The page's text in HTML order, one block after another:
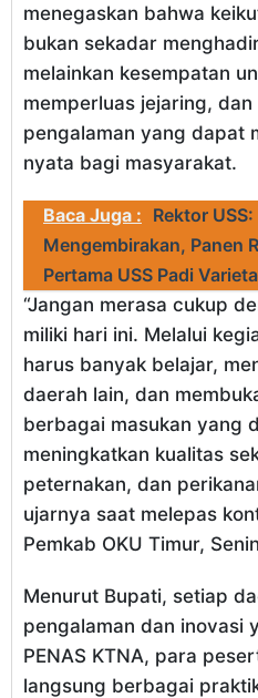
menegaskan bahwa
bukan sekadar
melainkan kesempatan
memperluas jejaring,
pengalaman yang dapat
nyata bagi masyarakat.
Baca Juga : Rektor USS:
Mengembirakan, Panen
Pertama USS Padi
“Jangan merasa cukup
miliki hari ini. Melalui
harus banyak belajar,
daerah lain, dan
berbagai masukan yang
meningkatkan kualitas
peternakan, dan
ujarnya saat melepas
Pemkab OKU Timur,
Menurut Bupati, setiap
pengalaman dan inovasi
PENAS KTNA, para
langsung berbagai